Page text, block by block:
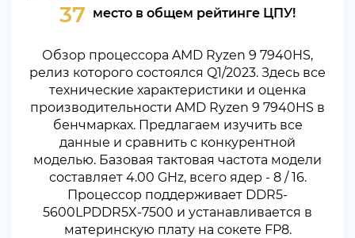
37 место в общем рейтинге ЦПУ!
Обзор процессора AMD Ryzen 9 7940HS,
релиз которого состоялся Q1/2023. Здесь все
технические характеристики и оценка
производительности AMD Ryzen 9 7940HS в
бенчмарках. Предлагаем изучить все
данные и сравнить с конкурентной
моделью. Базовая тактовая частота модели
составляет 4.00 GHz, всего ядер - 8 / 16.
Процессор поддерживает DDR5-
5600LPDDR5X-7500 и устанавливается в
материнскую плату на сокете FP8.